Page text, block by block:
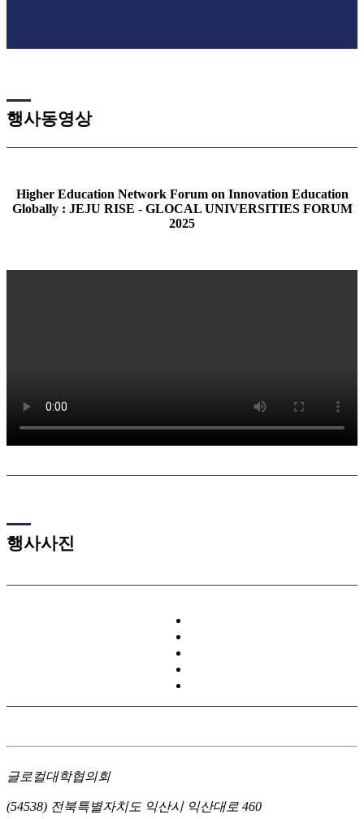
행사동영상
Higher Education Network Forum on Innovation Education
Globally : JEJU RISE - GLOCAL UNIVERSITIES FORUM
2025
행사사진
글로컬대학협의회
(54538) 전북특별자치도 익산시 익산대로 460